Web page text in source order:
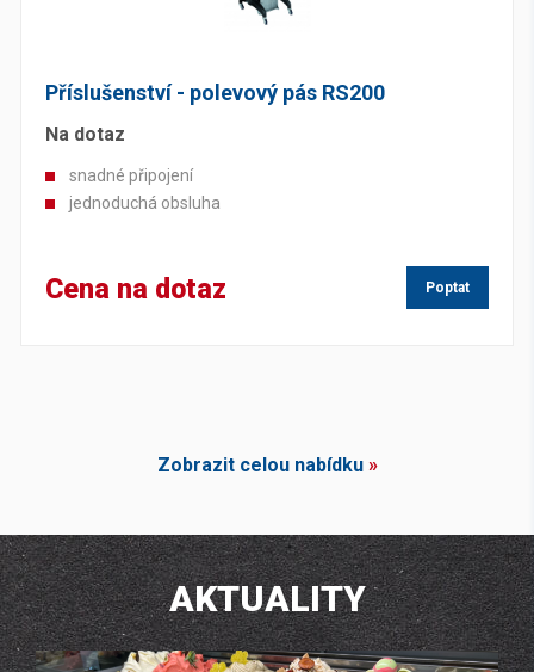
Příslušenství - polevový pás RS200
Na dotaz
snadné připojení
jednoduchá obsluha
Cena na dotaz Poptat
Zobrazit celou nabídku»
AKTUALITY